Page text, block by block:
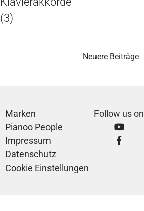
(3)
Neuere Beiträge
Marken
Pianoo People
Impressum
Datenschutz
Cookie Einstellungen
Follow us on